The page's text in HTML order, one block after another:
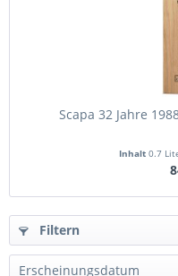
Scapa 32 Jahre
Inhalt 0.7
Filtern